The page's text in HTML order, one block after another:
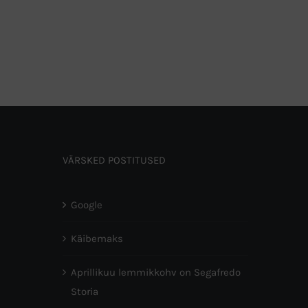
VÄRSKED POSTITUSED
Google
Käibemaks
Aprillikuu lemmikkohv on Segafredo
Storia